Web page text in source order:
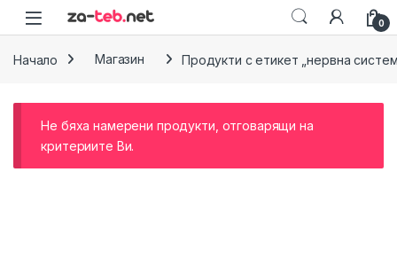
Skip to navigation
Skip to content
0
Начало Магазин Продукти с етикет „нервна
Не бяха намерени продукти, отговарящи на
критериите Ви.